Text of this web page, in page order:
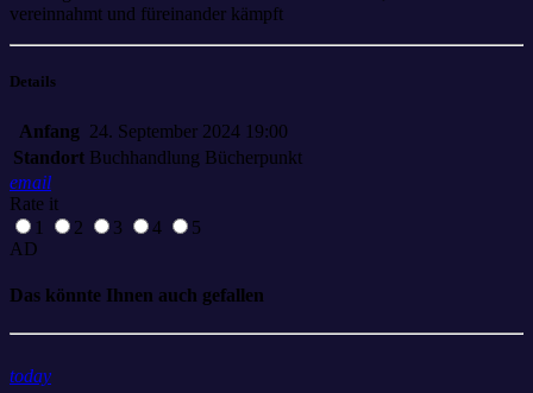
vereinnahmt und füreinander kämpft
Details
Anfang 24. September 2024 19:00
Standort Buchhandlung Bücherpunkt
email
Rate it
1
2 3 4
5
AD
Das könnte Ihnen auch gefallen
today